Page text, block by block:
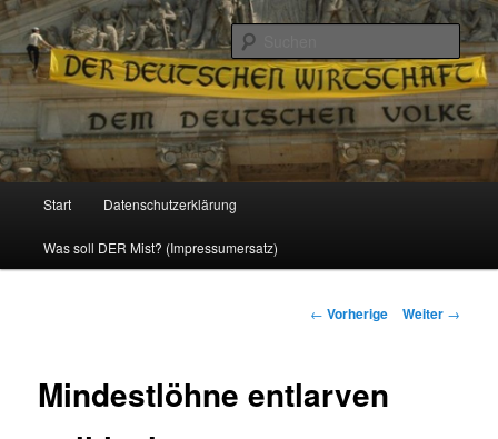
Reizzentrum
Politik, Wirtschaft, Soziales und Gesellschaft
Zum
Inhalt
Start Datenschutzerklärung
Was soll DER Mist? (Impressumersatz)
Beitrags-
← Vorherige Weiter →
Mindestlöhne entlarven